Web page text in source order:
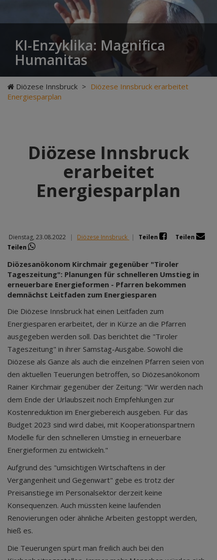
KI-Enzyklika: Magnifica
Humanitas
Diözese Innsbruck > Diözese Innsbruck erarbeitet
Energiesparplan
Diözese Innsbruck
erarbeitet
Energiesparplan
Dienstag, 23.08.2022 | Diözese Innsbruck | Teilen
Teilen
Teilen
Diözesanökonom Kirchmair gegenüber "Tiroler
Tageszeitung": Planungen für schnelleren Umstieg in
erneuerbare Energieformen - Pfarren bekommen
demnächst Leitfaden zum Energiesparen
Die Diözese Innsbruck hat einen Leitfaden zum
Energiesparen erarbeitet, der in Kürze an die Pfarren
ausgegeben werden soll. Das berichtet die "Tiroler
Tageszeitung" in ihrer Samstag-Ausgabe. Sowohl die
Diözese als Ganze als auch die einzelnen Pfarren seien von
den aktuellen Teuerungen betroffen, so Diözesanökonom
Rainer Kirchmair gegenüber der Zeitung: "Wir werden nach
dem Ende der Urlaubszeit noch Empfehlungen zur
Kostenreduktion im Energiebereich ausgeben. Für das
Budget 2023 sind wird dabei, mit Kooperationspartnern
Modelle für den schnelleren Umstieg in erneuerbare
Energieformen zu entwickeln."
Aufgrund des "umsichtigen Wirtschaftens in der
Vergangenheit und Gegenwart" gebe es trotz der
Preisanstiege im Personalsektor derzeit keine
Konsequenzen. Auch müssten keine laufenden
Renovierungen oder ähnliche Arbeiten gestoppt werden,
hieß es.
Die Teuerungen spürt man freilich auch bei den